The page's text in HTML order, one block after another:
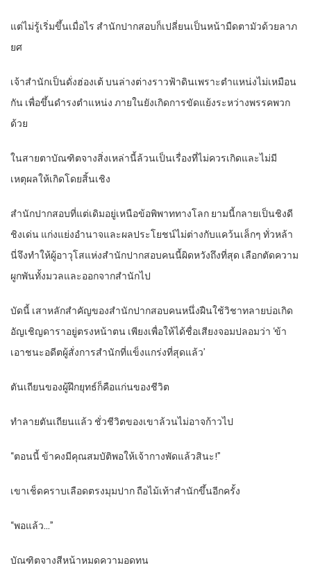
แต่ไม่รู้เริ่มขึ้นเมื่อไร สำนักปากสอบก็เปลี่ยนเป็นหน้ามืดตามัวด้วยลาภ
ยศ
เจ้าสำนักเป็นดั่งฮ่องเต้ บนล่างต่างราวฟ้าดินเพราะตำแหน่งไม่เหมือน
กัน เพื่อขึ้นดำรงตำแหน่ง ภายในยังเกิดการขัดแย้งระหว่างพรรคพวก
ด้วย
ในสายตาบัณฑิตจางสิ่งเหล่านี้ล้วนเป็นเรื่องที่ไม่ควรเกิดและไม่มี
เหตุผลให้เกิดโดยสิ้นเชิง
สำนักปากสอบที่แต่เดิมอยู่เหนือข้อพิพาททางโลก ยามนี้กลายเป็นชิงดี
ชิงเด่น แก่งแย่งอำนาจและผลประโยชน์ไม่ต่างกับแคว้นเล็กๆ ทั่วหล้า
นี่จึงทำให้ผู้อาวุโสแห่งสำนักปากสอบคนนี้ผิดหวังถึงที่สุด เลือกตัดความ
ผูกพันทั้งมวลและออกจากสำนักไป
บัดนี้ เสาหลักสำคัญของสำนักปากสอบคนหนึ่งฝืนใช้วิชาทลายบ่อเกิด
อัญเชิญดาราอยู่ตรงหน้าตน เพียงเพื่อให้ได้ชื่อเสียงจอมปลอมว่า ‘ข้า
เอาชนะอดีตผู้สั่งการสำนักที่แข็งแกร่งที่สุดแล้ว’
ตันเถียนของผู้ฝึกยุทธ์ก็คือแก่นของชีวิต
ทำลายตันเถียนแล้ว ชั่วชีวิตของเขาล้วนไม่อาจก้าวไป
“ตอนนี้ ข้าคงมีคุณสมบัติพอให้เจ้ากางพัดแล้วสินะ!”
เขาเช็ดคราบเลือดตรงมุมปาก ถือไม้เท้าสำนักขึ้นอีกครั้ง
“พอแล้ว…”
บัณฑิตจางสีหน้าหมดความอดทน